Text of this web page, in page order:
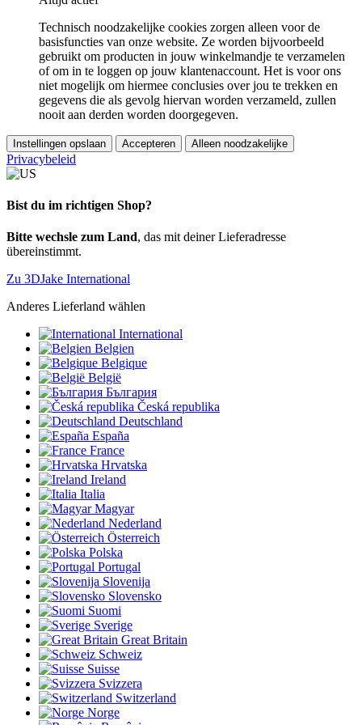
Technisch noodzakelijke cookies zorgen alleen voor de
basisfuncties van onze website. Ze worden bijvoorbeeld
gebruikt om producten in jouw winkelmandje te verzamelen
of om in te loggen op jouw klantenaccount. Het is voor ons
niet mogelijk om hiermee conclusies over jou te trekken en
gegevens die als gevolg hiervan worden verzameld, zullen
nooit aan derden worden doorgegeven.
Instellingen opslaan Accepteren Alleen noodzakelijke
Privacybeleid
Bist du im richtigen Shop?
Bitte wechsle zum Land, das mit deiner Lieferadresse
übereinstimmt.
Zu 3DJake International
Anderes Lieferland wählen
International
Belgien
Belgique
België
България
Česká republika
Deutschland
España
France
Hrvatska
Ireland
Italia
Magyar
Nederland
Österreich
Polska
Portugal
Slovenija
Slovensko
Suomi
Sverige
Great Britain
Schweiz
Suisse
Svizzera
Switzerland
Norge